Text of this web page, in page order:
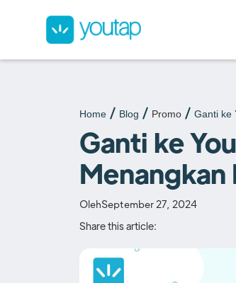
Home Blog Promo Ganti ke
Ganti ke
Menangkan
OlehSeptember 27, 2024
Share this article: